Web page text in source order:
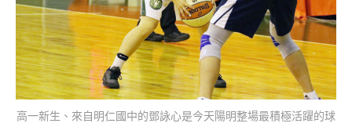
高一新生、來自明仁國中的鄧詠心是今天陽明整場最積極活躍的球